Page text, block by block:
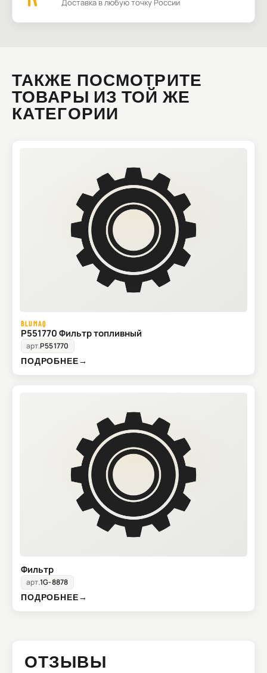
Доставка в любую точку России
ТАКЖЕ ПОСМОТРИТЕ
ТОВАРЫ ИЗ ТОЙ ЖЕ
КАТЕГОРИИ
BLUMAQ
P551770 Фильтр топливный
арт.P551770
ПОДРОБНЕЕ→
Фильтр
арт.1G-8878
ПОДРОБНЕЕ→
ОТЗЫВЫ